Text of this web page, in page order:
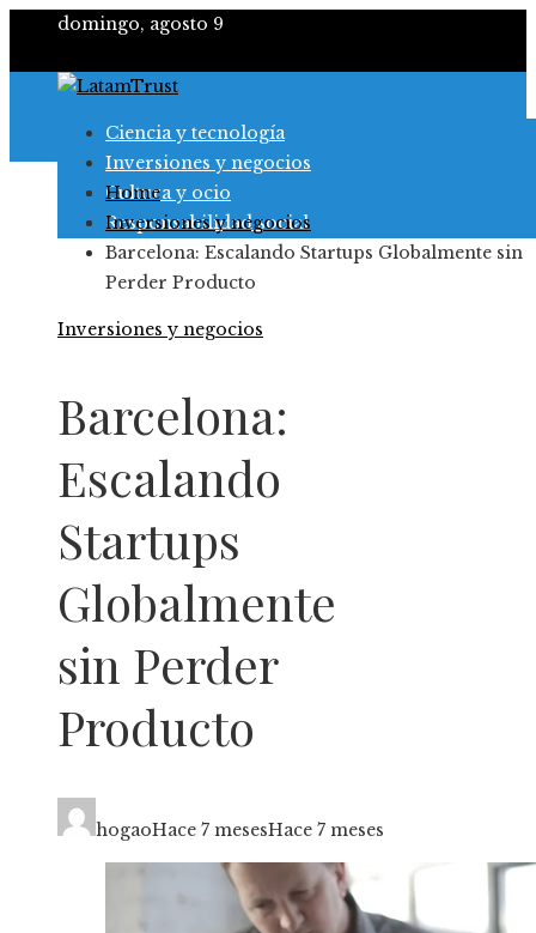
domingo, agosto 9
Ciencia y tecnología
Inversiones y negocios
Cultura y ocio
Responsabilidad social
Home
Inversiones y negocios
Barcelona: Escalando Startups Globalmente sin
Perder Producto
Inversiones y negocios
Barcelona:
Escalando
Startups
Globalmente
sin Perder
Producto
hogaoHace 7 mesesHace 7 meses